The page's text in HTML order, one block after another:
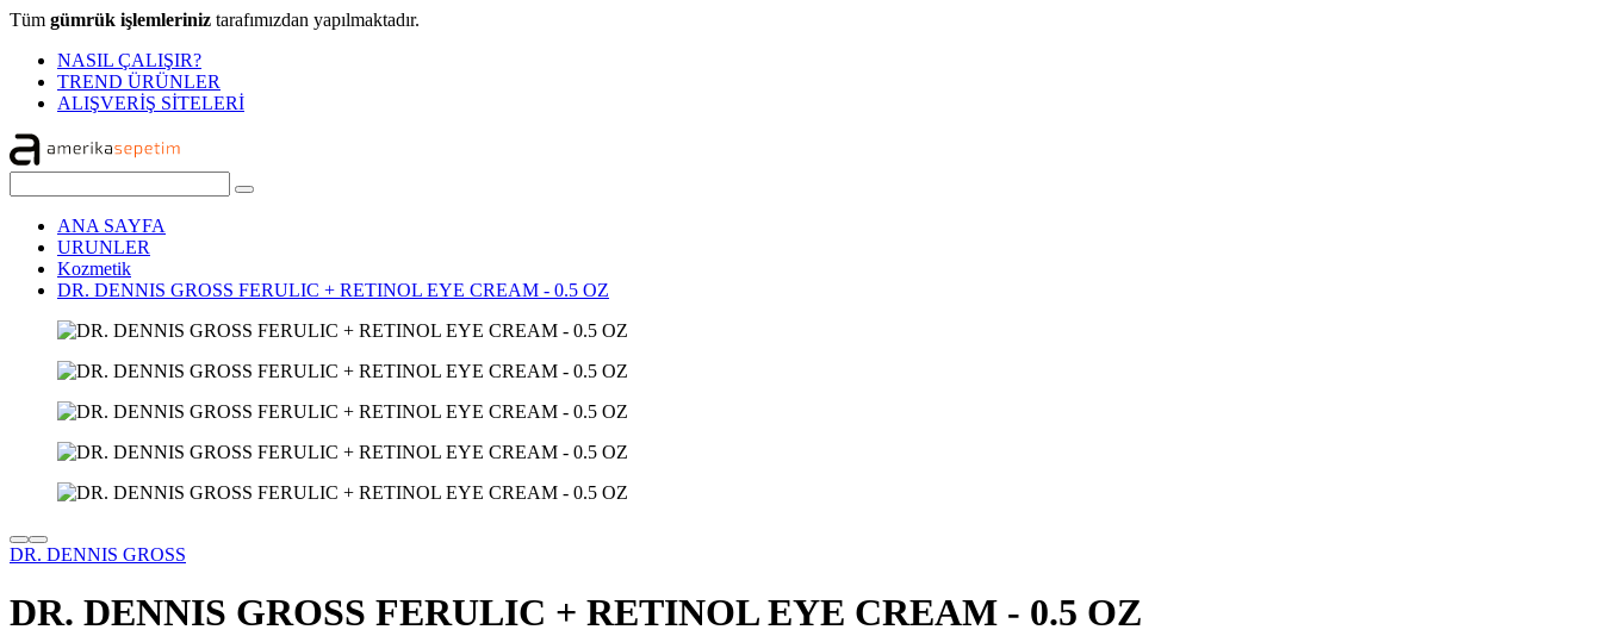
Tüm gümrük işlemleriniz tarafımızdan yapılmaktadır.
NASIL ÇALIŞIR?
TREND ÜRÜNLER
ALIŞVERİŞ SİTELERİ
ANA SAYFA
URUNLER
Kozmetik
DR. DENNIS GROSS FERULIC + RETINOL EYE CREAM - 0.5 OZ
DR. DENNIS GROSS
DR. DENNIS GROSS FERULIC + RETINOL EYE CREAM - 0.5 OZ